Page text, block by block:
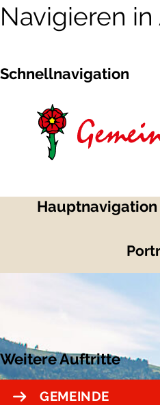
Navigieren
Schnellnavigation
Hauptnavigation
Weitere Auftritte
GEMEINDE